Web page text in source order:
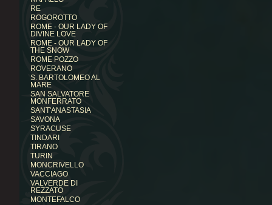
RE
ROGOROTTO
ROME - OUR LADY OF
DIVINE LOVE
ROME - OUR LADY OF
THE SNOW
ROME POZZO
ROVERANO
S. BARTOLOMEO AL
MARE
SAN SALVATORE
MONFERRATO
SANT'ANASTASIA
SAVONA
SYRACUSE
TINDARI
TIRANO
TURIN
MONCRIVELLO
VACCIAGO
VALVERDE DI
REZZATO
MONTEFALCO